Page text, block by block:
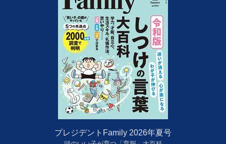
プレジデントFamily 2026年夏号